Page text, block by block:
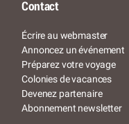
Contact
Écrire au webmaster
Annoncez un événement
Préparez votre voyage
Colonies de vacances
Devenez partenaire
Abonnement newsletter